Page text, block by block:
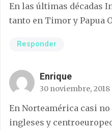
En las últimas décadas
tanto en Timor y Papua
Responder
Enrique
30 noviembre, 2018
En Norteamérica casi
ingleses y